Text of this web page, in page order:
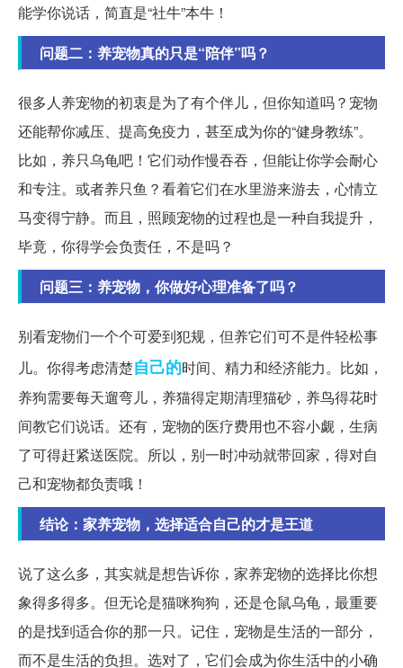
能学你说话，简直是“社牛”本牛！
问题二：养宠物真的只是“陪伴”吗？
很多人养宠物的初衷是为了有个伴儿，但你知道吗？宠物
还能帮你减压、提高免疫力，甚至成为你的“健身教练”。
比如，养只乌龟吧！它们动作慢吞吞，但能让你学会耐心
和专注。或者养只鱼？看着它们在水里游来游去，心情立
马变得宁静。而且，照顾宠物的过程也是一种自我提升，
毕竟，你得学会负责任，不是吗？
问题三：养宠物，你做好心理准备了吗？
别看宠物们一个个可爱到犯规，但养它们可不是件轻松事
儿。你得考虑清楚自己的时间、精力和经济能力。比如，
养狗需要每天遛弯儿，养猫得定期清理猫砂，养鸟得花时
间教它们说话。还有，宠物的医疗费用也不容小觑，生病
了可得赶紧送医院。所以，别一时冲动就带回家，得对自
己和宠物都负责哦！
结论：家养宠物，选择适合自己的才是王道
说了这么多，其实就是想告诉你，家养宠物的选择比你想
象得多得多。但无论是猫咪狗狗，还是仓鼠乌龟，最重要
的是找到适合你的那一只。记住，宠物是生活的一部分，
而不是生活的负担。选对了，它们会成为你生活中的小确